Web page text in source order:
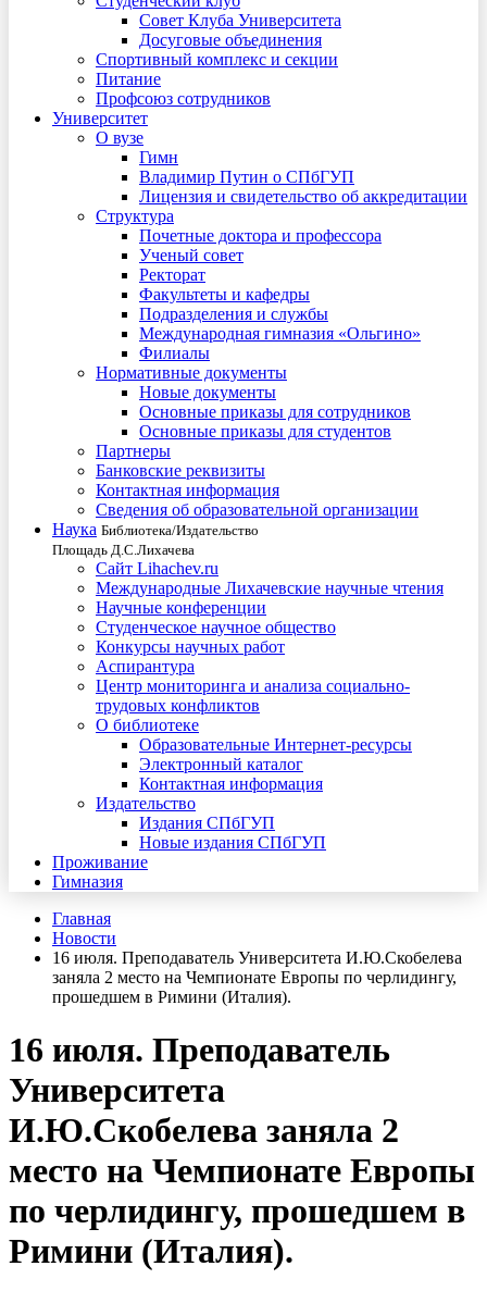
Совет Клуба Университета
Досуговые объединения
Спортивный комплекс и секции
Питание
Профсоюз сотрудников
Университет
О вузе
Гимн
Владимир Путин о СПбГУП
Лицензия и свидетельство об аккредитации
Структура
Почетные доктора и профессора
Ученый совет
Ректорат
Факультеты и кафедры
Подразделения и службы
Международная гимназия «Ольгино»
Филиалы
Нормативные документы
Новые документы
Основные приказы для сотрудников
Основные приказы для студентов
Партнеры
Банковские реквизиты
Контактная информация
Сведения об образовательной организации
Наука Библиотека/Издательство
Площадь Д.С.Лихачева
Сайт Lihachev.ru
Международные Лихачевские научные чтения
Научные конференции
Студенческое научное общество
Конкурсы научных работ
Аспирантура
Центр мониторинга и анализа социально-
трудовых конфликтов
О библиотеке
Образовательные Интернет-ресурсы
Электронный каталог
Контактная информация
Издательство
Издания СПбГУП
Новые издания СПбГУП
Проживание
Гимназия
Главная
Новости
16 июля. Преподаватель Университета И.Ю.Скобелева
заняла 2 место на Чемпионате Европы по черлидингу,
прошедшем в Римини (Италия).
16 июля. Преподаватель
Университета
И.Ю.Скобелева заняла 2
место на Чемпионате Европы
по черлидингу, прошедшем в
Римини (Италия).